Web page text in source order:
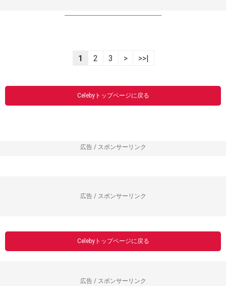
----------------------------------------------------------------
1 2 3 > >>|
Celebyトップページに戻る
広告 / スポンサーリンク
広告 / スポンサーリンク
Celebyトップページに戻る
広告 / スポンサーリンク